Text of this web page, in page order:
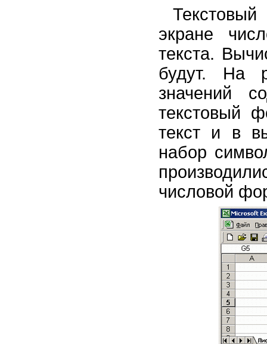
экране
текста.
будут. На
значений
текстовый
текст и в
набор
числовой